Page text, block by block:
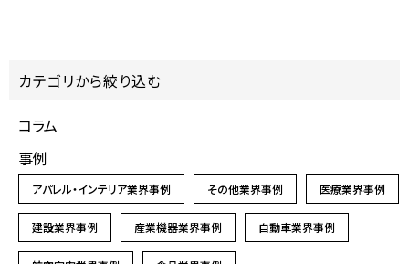
カテゴリから絞り込む
コラム
事例
アパレル・インテリア業界事例 その他業界事例 医療業界事例
建設業界事例 産業機器業界事例 自動車業界事例